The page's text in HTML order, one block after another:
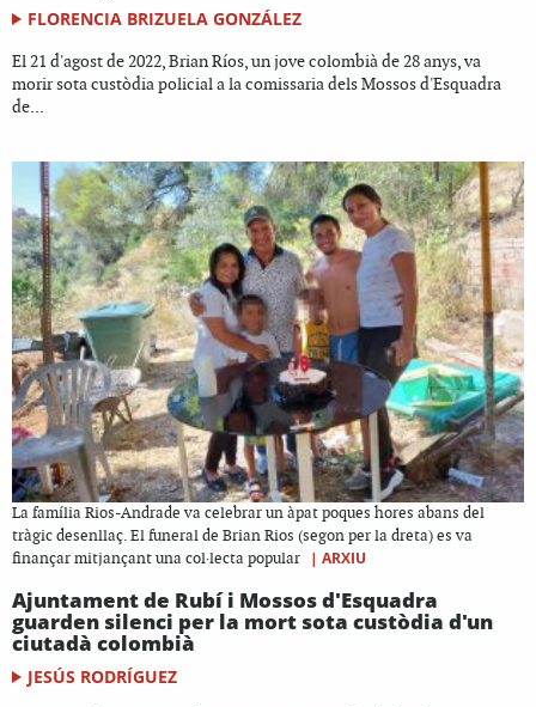
FLORENCIA BRIZUELA GONZÁLEZ
El 21 d'agost de 2022, Brian Ríos, un jove colombià de 28 anys, va
morir sota custòdia policial a la comissaria dels Mossos d'Esquadra
de...
La família Rios-Andrade va celebrar un àpat poques hores abans del
tràgic desenllaç. El funeral de Brian Rios (segon per la dreta) es va
finançar mitjançant una col·lecta popular
| ARXIU
Ajuntament de Rubí i Mossos d'Esquadra
guarden silenci per la mort sota custòdia d'un
ciutadà colombià
JESÚS RODRÍGUEZ